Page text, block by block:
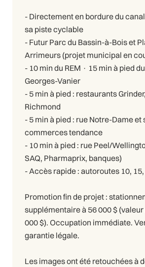
- Directement en bordure du
sa piste cyclable
- Futur Parc du Bassin-à-Bois et
Arrimeurs (projet municipal en
- 10 min du REM · 15 min à pied
Georges-Vanier
- 5 min à pied : restaurants
Richmond
- 5 min à pied : rue Notre-Dame et
commerces tendance
- 10 min à pied : rue Peel/
SAQ, Pharmaprix, banques)
- Accès rapide : autoroutes 10,
Promotion fin de projet :
supplémentaire à 56 000 $
000 $). Occupation immédiate.
garantie légale.
Les images ont été retouchées à